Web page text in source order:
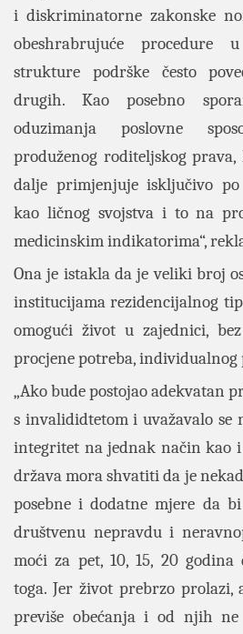
i diskriminatorne zakonske
obeshrabrujuće
strukture podrške često
drugih. Kao posebno
oduzimanja poslovne
produženog roditeljskog
dalje primjenjuje isključivo
kao ličnog svojstva i to na
medicinskim indikatorima“,
Ona je istakla da je veliki broj
institucijama rezidencijalnog
omogući život u zajednici,
procjene potreba, individualnog
„Ako bude postojao adekvatan
s invalididtetom i uvažavalo se
integritet na jednak način kao
država mora shvatiti da je
posebne i dodatne mjere da
društvenu nepravdu i
moći za pet, 10, 15, 20 godina
toga. Jer život prebrzo prolazi,
previše obećanja i od njih ne